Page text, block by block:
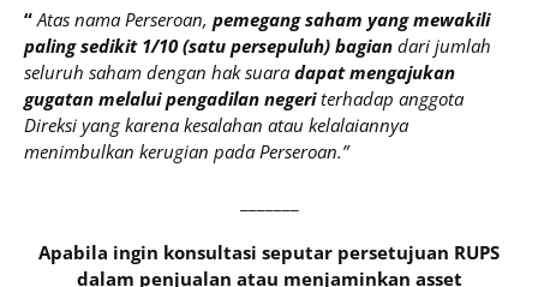
“ Atas nama Perseroan, pemegang saham yang mewakili
paling sedikit 1/10 (satu persepuluh) bagian dari jumlah
seluruh saham dengan hak suara dapat mengajukan
gugatan melalui pengadilan negeriterhadap anggota
Direksi yang karena kesalahan atau kelalaiannya
menimbulkan kerugian pada Perseroan.”
Apabila ingin konsultasi seputar persetujuan RUPS
dalam penjualan atau menjaminkan asset